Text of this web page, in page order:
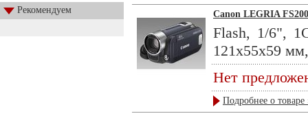
Рекомендуем Canon LEGRIA FS200
Flash, 1/6",
121x55x59
Нет
Подробнее о товаре